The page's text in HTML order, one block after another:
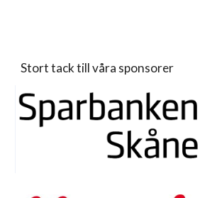
Stort tack till våra sponsorer